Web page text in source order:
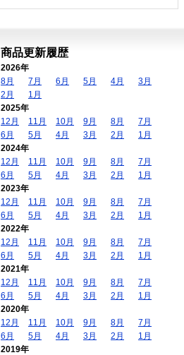
商品更新履歴
2026年
8月
7月 6月 5月 4月
3月
2月
1月
2025年
12月
11月 10月 9月 8月
7月
6月
5月 4月 3月 2月
1月
2024年
12月
11月 10月 9月 8月
7月
6月
5月 4月 3月 2月
1月
2023年
12月
11月 10月 9月 8月
7月
6月
5月 4月 3月 2月
1月
2022年
12月
11月 10月 9月 8月
7月
6月
5月 4月 3月 2月
1月
2021年
12月
11月 10月 9月 8月
7月
6月
5月 4月 3月 2月
1月
2020年
12月
11月 10月 9月 8月
7月
6月
5月 4月 3月 2月
1月
2019年